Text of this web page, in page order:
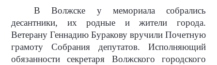
В Волжске у мемориала собрались
десантники, их родные и жители города.
Ветерану Геннадию Буракову вручили Почетную
грамоту Собрания депутатов. Исполняющий
обязанности секретаря Волжского городского